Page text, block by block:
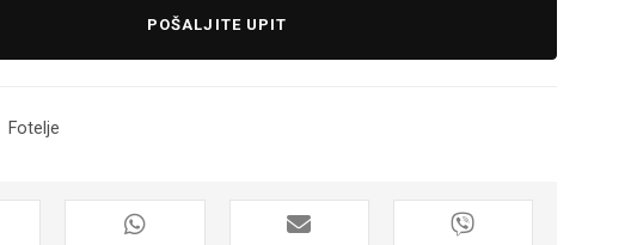
POŠALJITE UPIT
Fotelje